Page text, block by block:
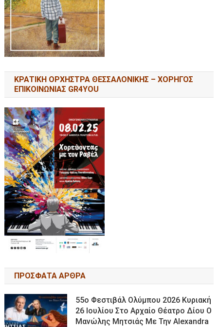
ΚΡΑΤΙΚΗ ΟΡΧΗΣΤΡΑ ΘΕΣΣΑΛΟΝΙΚΗΣ – ΧΟΡΗΓΟΣ
ΕΠΙΚΟΙΝΩΝΙΑΣ GR4YOU
ΠΡΟΣΦΑΤΑ ΑΡΘΡΑ
55ο Φεστιβάλ Ολύμπου 2026 Κυριακή
26 Ιουλίου Στο Αρχαίο Θέατρο Δίου Ο
Μανώλης Μητσιάς Με Την Alexandra